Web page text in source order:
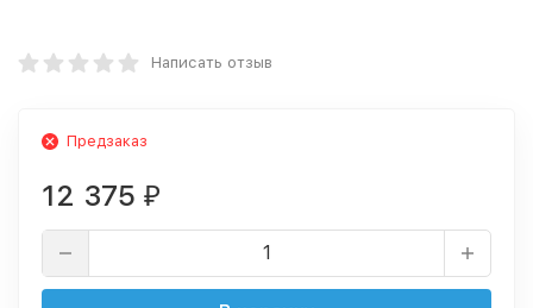
Написать отзыв
Предзаказ
12 375 ₽